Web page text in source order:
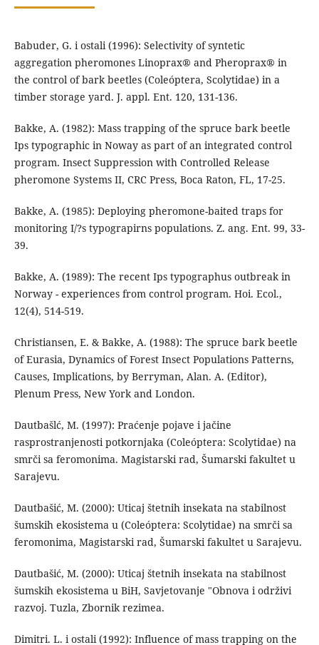
Babuder, G. i ostali (1996): Selectivity of syntetic
aggregation pheromones Linoprax® and Pheroprax® in
the control of bark beetles (Coleóptera, Scolytidae) in a
timber storage yard. J. appl. Ent. 120, 131-136.
Bakke, A. (1982): Mass trapping of the spruce bark beetle
Ips typographic in Noway as part of an integrated control
program. Insect Suppression with Controlled Release
pheromone Systems II, CRC Press, Boca Raton, FL, 17-25.
Bakke, A. (1985): Deploying pheromone-baited traps for
monitoring I/?s typograpirns populations. Z. ang. Ent. 99, 33-
39.
Bakke, A. (1989): The recent Ips typographus outbreak in
Norway - experiences from control program. Hoi. Ecol.,
12(4), 514-519.
Christiansen, E. & Bakke, A. (1988): The spruce bark beetle
of Eurasia, Dynamics of Forest Insect Populations Patterns,
Causes, Implications, by Berryman, Alan. A. (Editor),
Plenum Press, New York and London.
Dautbašlć, M. (1997): Praćenje pojave i jačine
rasprostranjenosti potkornjaka (Coleóptera: Scolytidae) na
smrči sa feromonima. Magistarski rad, Šumarski fakultet u
Sarajevu.
Dautbašić, M. (2000): Uticaj štetnih insekata na stabilnost
šumskih ekosistema u (Coleóptera: Scolytidae) na smrči sa
feromonima, Magistarski rad, Šumarski fakultet u Sarajevu.
Dautbašić, M. (2000): Uticaj štetnih insekata na stabilnost
šumskih ekosistema u BiH, Savjetovanje "Obnova i održivi
razvoj. Tuzla, Zbornik rezimea.
Dimitri. L. i ostali (1992): Influence of mass trapping on the